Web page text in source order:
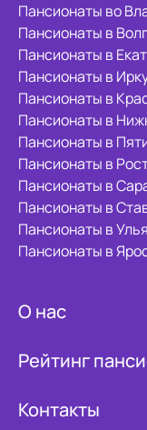
Пансионаты во
Пансионаты в
Пансионаты в
Пансионаты в
Пансионаты в
Пансионаты в
Пансионаты в
Пансионаты в
Пансионаты в
Пансионаты в
Пансионаты в
Пансионаты в
О нас
Рейтинг
Контакты